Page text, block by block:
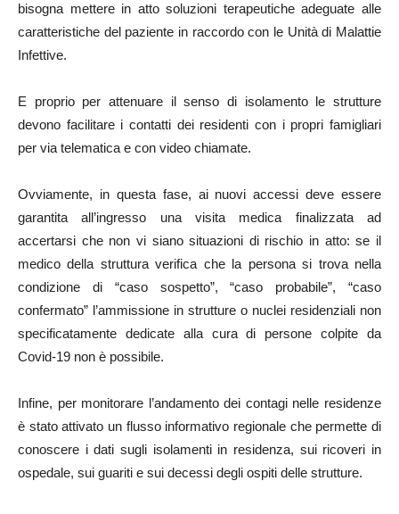
bisogna mettere in atto soluzioni terapeutiche adeguate alle
caratteristiche del paziente in raccordo con le Unità di Malattie
Infettive.
E proprio per attenuare il senso di isolamento le strutture
devono facilitare i contatti dei residenti con i propri famigliari
per via telematica e con video chiamate.
Ovviamente, in questa fase, ai nuovi accessi deve essere
garantita all’ingresso una visita medica finalizzata ad
accertarsi che non vi siano situazioni di rischio in atto: se il
medico della struttura verifica che la persona si trova nella
condizione di “caso sospetto”, “caso probabile”, “caso
confermato” l’ammissione in strutture o nuclei residenziali non
specificatamente dedicate alla cura di persone colpite da
Covid-19 non è possibile.
Infine, per monitorare l’andamento dei contagi nelle residenze
è stato attivato un flusso informativo regionale che permette di
conoscere i dati sugli isolamenti in residenza, sui ricoveri in
ospedale, sui guariti e sui decessi degli ospiti delle strutture.